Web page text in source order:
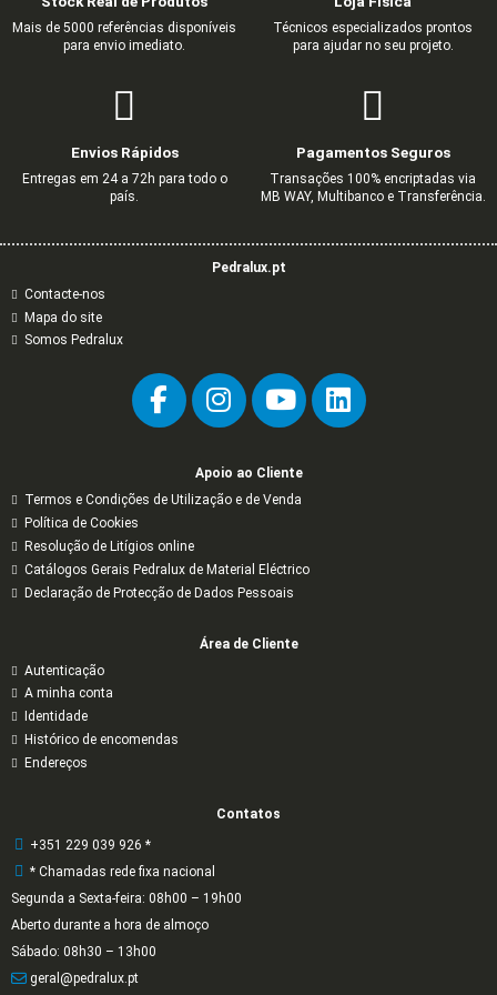
TECLA PARA LUMINOSOS MARFIM ESPELHO DUPLO PRETO
ROSETA COM 3 LIGADORES ESPELHO DUPLO VERTICAL
TECLA DUPLA BRANCA
TOMADA DUPLA SCHUKO
5,44 €9,07 €
TECLA SIMPLES BRANCA ESPELHO DUPLO
Mais de 5000 referências disponíveis
para envio imediato.
Técnicos especializados prontos
para ajudar no seu projeto.
Envios Rápidos
Entregas em 24 a 72h para todo o
país.
Pagamentos Seguros
Transações 100% encriptadas via
MB WAY, Multibanco e Transferência.
Pedralux.pt
Contacte-nos
Mapa do site
Somos Pedralux
Apoio ao Cliente
Termos e Condições de Utilização e de Venda
Política de Cookies
Resolução de Litígios online
Catálogos Gerais Pedralux de Material Eléctrico
Declaração de Protecção de Dados Pessoais
Área de Cliente
Autenticação
A minha conta
Identidade
Histórico de encomendas
Endereços
Contatos
+351 229 039 926 *
* Chamadas rede fixa nacional
Segunda a Sexta-feira: 08h00 – 19h00
Aberto durante a hora de almoço
Sábado: 08h30 – 13h00
geral@pedralux.pt